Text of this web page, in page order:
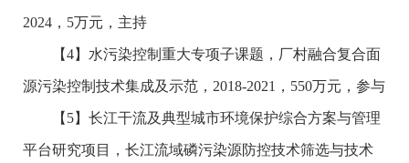
2024 ， 5万元，主持
【4】水污染控制重大专项子课题，厂村融合复合面
源污染控制技术集成及示范， 2018-2021 ， 550万元，参与
【 5】长江干流及典型城市环境保护综合方案与管理
平台研究项目，长江流域磷污染源防控技术筛选与技术